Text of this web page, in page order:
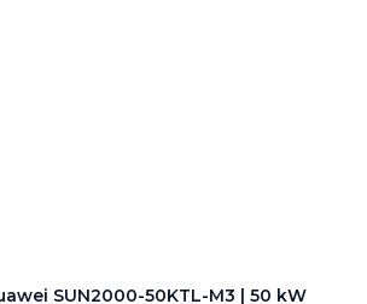
SUN2000-50KTL-M3 | 50 kW